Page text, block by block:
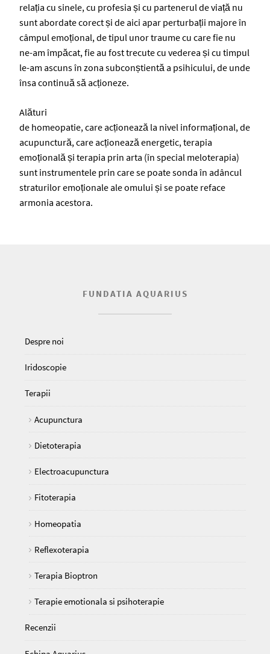
relația cu sinele, cu profesia și cu partenerul de viață nu
sunt abordate corect și de aici apar perturbații majore în
câmpul emoțional, de tipul unor traume cu care fie nu
ne-am împăcat, fie au fost trecute cu vederea și cu timpul
le-am ascuns în zona subconștientă a psihicului, de unde
însa continuă să acționeze.
Alături
de homeopatie, care acționează la nivel informațional, de
acupunctură, care acționează energetic, terapia
emoțională și terapia prin arta (în special meloterapia)
sunt instrumentele prin care se poate sonda în adâncul
straturilor emoționale ale omului și se poate reface
armonia acestora.
FUNDATIA AQUARIUS
Despre noi
Iridoscopie
Terapii
Acupunctura
Dietoterapia
Electroacupunctura
Fitoterapia
Homeopatia
Reflexoterapia
Terapia Bioptron
Terapie emotionala si psihoterapie
Recenzii